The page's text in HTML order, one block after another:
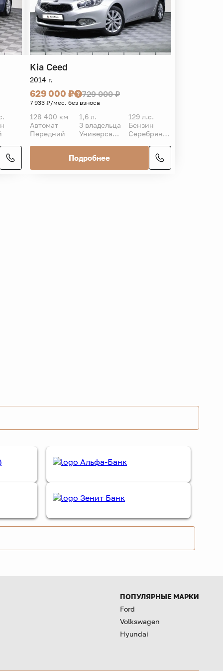
Kia Ceed
2014 г.
629 000 ₽ 729 000 ₽
7 933 ₽/мес. без взноса
128 400 км 1,6 л.
129 л.с.
Автомат
3 владельца
Бензин
Передний
Универсал 5 дв. Серебряный
Подробнее
ПОПУЛЯРНЫЕ МАРКИ
Ford
Volkswagen
Hyundai